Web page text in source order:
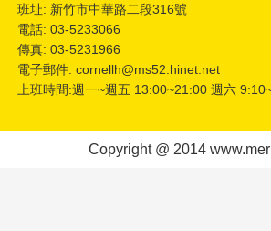
班址: 新竹市中華路二段316號
電話: 03-5233066
傳真: 03-5231966
電子郵件: cornellh@ms52.hinet.net
上班時間:週一~週五 13:00~21:00 週六
Copyright @ 2014